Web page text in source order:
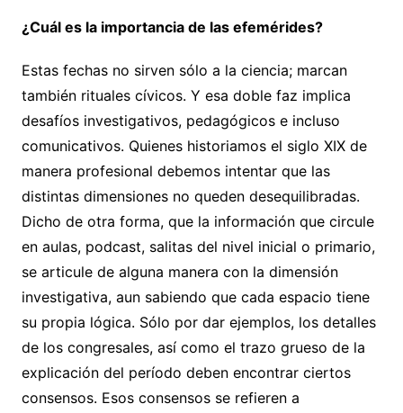
¿Cuál es la importancia de las efemérides?
Estas fechas no sirven sólo a la ciencia; marcan
también rituales cívicos. Y esa doble faz implica
desafíos investigativos, pedagógicos e incluso
comunicativos. Quienes historiamos el siglo XIX de
manera profesional debemos intentar que las
distintas dimensiones no queden desequilibradas.
Dicho de otra forma, que la información que circule
en aulas, podcast, salitas del nivel inicial o primario,
se articule de alguna manera con la dimensión
investigativa, aun sabiendo que cada espacio tiene
su propia lógica. Sólo por dar ejemplos, los detalles
de los congresales, así como el trazo grueso de la
explicación del período deben encontrar ciertos
consensos. Esos consensos se refieren a